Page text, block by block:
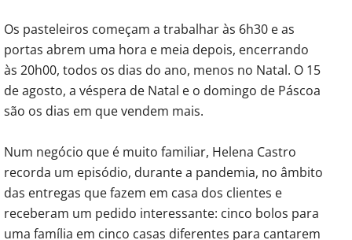
Os pasteleiros começam a trabalhar às 6h30 e as
portas abrem uma hora e meia depois, encerrando
às 20h00, todos os dias do ano, menos no Natal. O 15
de agosto, a véspera de Natal e o domingo de Páscoa
são os dias em que vendem mais.
Num negócio que é muito familiar, Helena Castro
recorda um episódio, durante a pandemia, no âmbito
das entregas que fazem em casa dos clientes e
receberam um pedido interessante: cinco bolos para
uma família em cinco casas diferentes para cantarem